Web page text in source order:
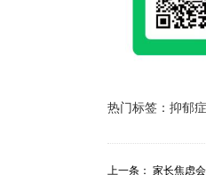
热门标签： 抑郁
上一条： 家长焦虑